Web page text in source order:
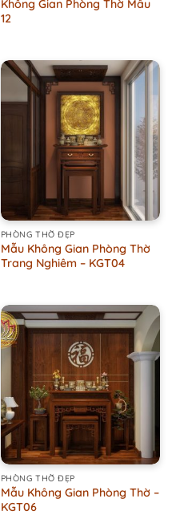
Không Gian Phòng Thờ Mẫu
12
PHÒNG THỜ ĐẸP
Mẫu Không Gian Phòng Thờ
Trang Nghiêm – KGT04
PHÒNG THỜ ĐẸP
Mẫu Không Gian Phòng Thờ –
KGT06